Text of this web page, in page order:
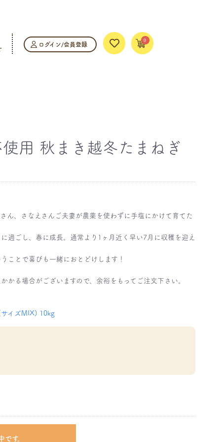
ログイン/会員登録
0
用 秋まき越冬たまねぎ
ん、さなえさんご夫妻が農薬を使わずに手塩にかけて育てた
過ごし、春に成長。通常より1ヶ月近く早い7月に収穫を迎え
ことで喜びも一緒におとどけします！
かる場合がございますので、余裕をもってご注文下さい。
イズMIX) 10kg
す。